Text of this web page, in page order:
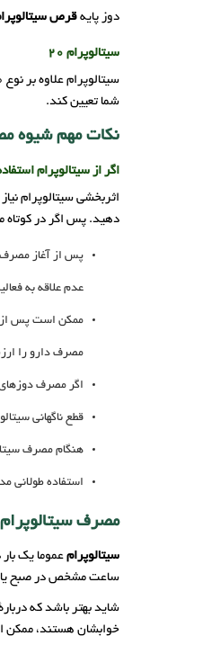
دوز پایه قرص
سیتالوپرام 20
شما تعیین کند.
نکات مهم شیوه
اگر از سیتالوپرام
دهید. پس اگر در کوتاه
عدم علاقه به فعالیت‌های
ممکن است پس از
مصرف دارو را
اگر مصرف دوزهای
قطع ناگهانی
هنگام مصرف
استفاده طولانی
مصرف
سیتالوپرامعموما یک
ساعت مشخص در صبح یا
شاید بهتر باشد که
خوابشان هستند، ممکن